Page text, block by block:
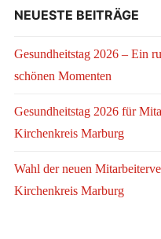
NEUESTE BEITRÄGE
Gesundheitstag 2026 – Ein
schönen Momenten
Gesundheitstag 2026 für
Kirchenkreis Marburg
Wahl der neuen
Kirchenkreis Marburg